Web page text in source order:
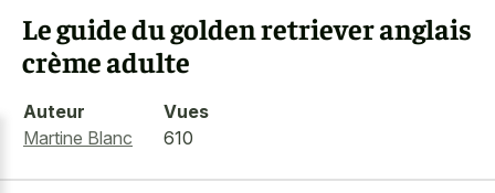
Le guide du golden retriever anglais
crème adulte
Auteur
Martine Blanc
Vues
610